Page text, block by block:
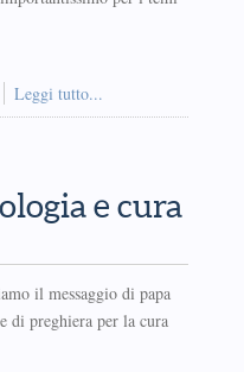
Leggi tutto...
e cura
il messaggio di papa
di preghiera per la cura